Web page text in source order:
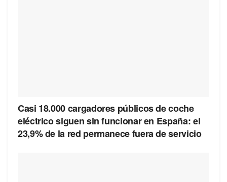
Casi 18.000 cargadores públicos de coche
eléctrico siguen sin funcionar en España: el
23,9% de la red permanece fuera de servicio